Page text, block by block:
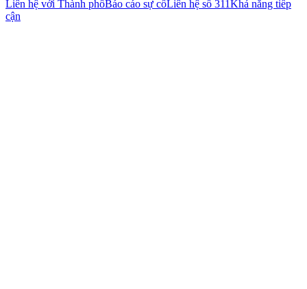
Liên hệ với Thành phốBáo cáo sự cốLiên hệ số 311Khả năng tiếp
cận